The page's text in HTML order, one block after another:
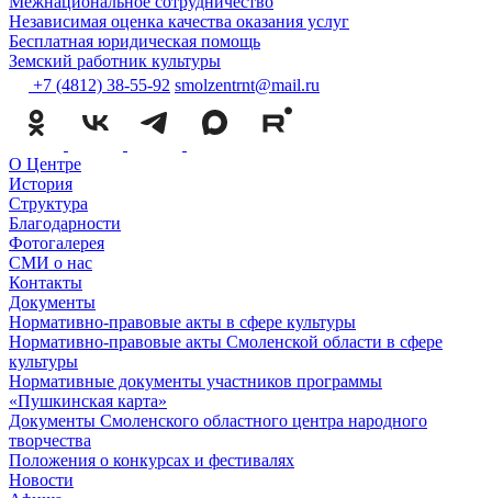
Независимая оценка качества оказания услуг
Бесплатная юридическая помощь
Земский работник культуры
+7 (4812) 38-55-92 smolzentrnt@mail.ru
О Центре
История
Структура
Благодарности
Фотогалерея
СМИ о нас
Контакты
Документы
Нормативно-правовые акты в сфере культуры
Нормативно-правовые акты Смоленской области в сфере
культуры
Нормативные документы участников программы
«Пушкинская карта»
Документы Смоленского областного центра народного
творчества
Положения о конкурсах и фестивалях
Новости